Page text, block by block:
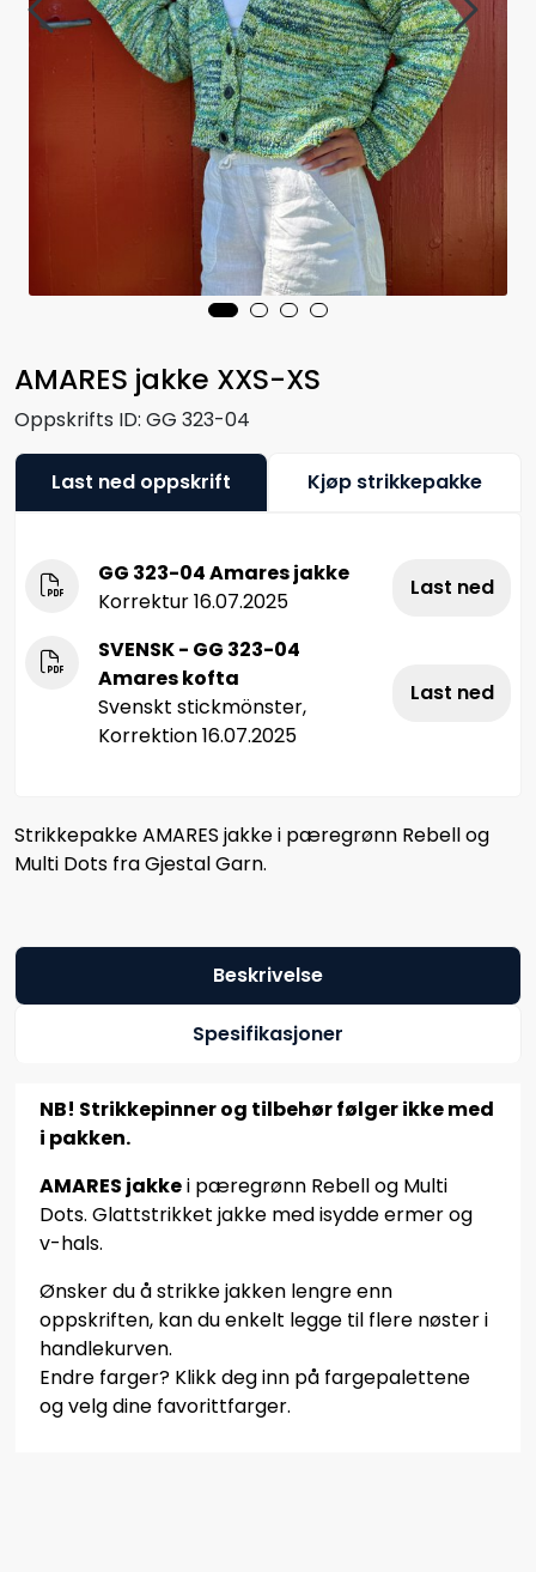
AMARES jakke XXS-XS
Oppskrifts ID: GG 323-04
Last ned oppskrift Kjøp strikkepakke
GG 323-04 Amares jakke
Korrektur 16.07.2025
Last ned
SVENSK - GG 323-04
Amares kofta
Svenskt stickmönster,
Korrektion 16.07.2025
Last ned
Strikkepakke AMARES jakke i pæregrønn Rebell og
Multi Dots fra Gjestal Garn.
Beskrivelse
Spesifikasjoner
NB! Strikkepinner og tilbehør følger ikke med
i pakken.
AMARES jakkei pæregrønn Rebell og Multi
Dots. Glattstrikket jakke med isydde ermer og
v-hals.
Ønsker du å strikke jakken lengre enn
oppskriften, kan du enkelt legge til flere nøster i
handlekurven.
Endre farger? Klikk deg inn på fargepalettene
og velg dine favorittfarger.